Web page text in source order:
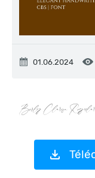
01.06.2024